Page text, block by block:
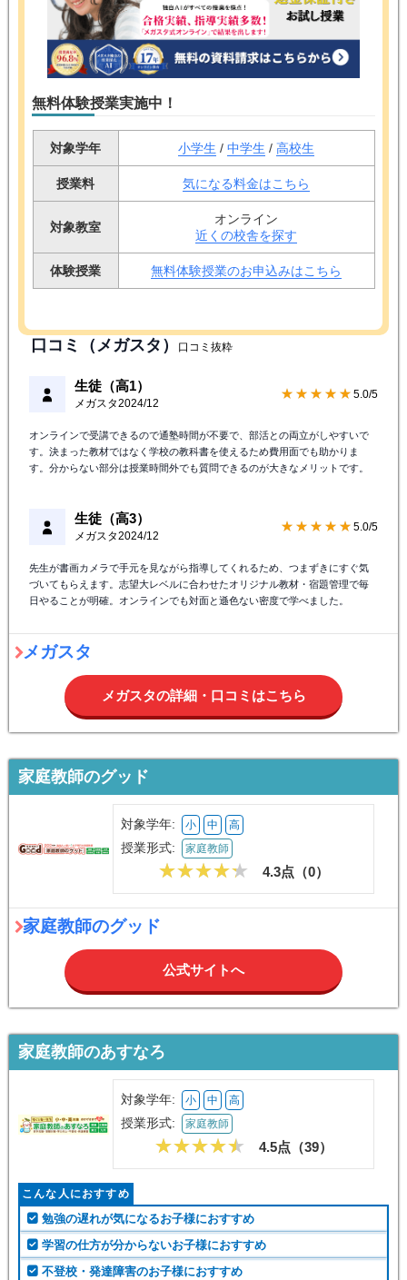
無料体験授業実施中！
対象学年 小学生 / 中学生 / 高校生
授業料 気になる料金はこちら
対象教室
オンライン
近くの校舎を探す
体験授業 無料体験授業のお申込みはこちら
口コミ（メガスタ） 口コミ抜粋
生徒（高1）
メガスタ2024/12
★★★★★ 5.0/5
オンラインで受講できるので通塾時間が不要で、部活との両立がしやすいで
す。決まった教材ではなく学校の教科書を使えるため費用面でも助かりま
す。分からない部分は授業時間外でも質問できるのが大きなメリットです。
生徒（高3）
メガスタ2024/12
★★★★★ 5.0/5
先生が書画カメラで手元を見ながら指導してくれるため、つまずきにすぐ気
づいてもらえます。志望大レベルに合わせたオリジナル教材・宿題管理で毎
日やることが明確。オンラインでも対面と遜色ない密度で学べました。
メガスタ
メガスタの詳細・口コミはこちら
家庭教師のグッド
対象学年: 小 中 高
授業形式: 家庭教師
4.3点（0）
家庭教師のグッド
公式サイトへ
家庭教師のあすなろ
対象学年: 小 中 高
授業形式: 家庭教師
4.5点（39）
こんな人におすすめ
勉強の遅れが気になるお子様におすすめ
学習の仕方が分からないお子様におすすめ
不登校・発達障害のお子様におすすめ